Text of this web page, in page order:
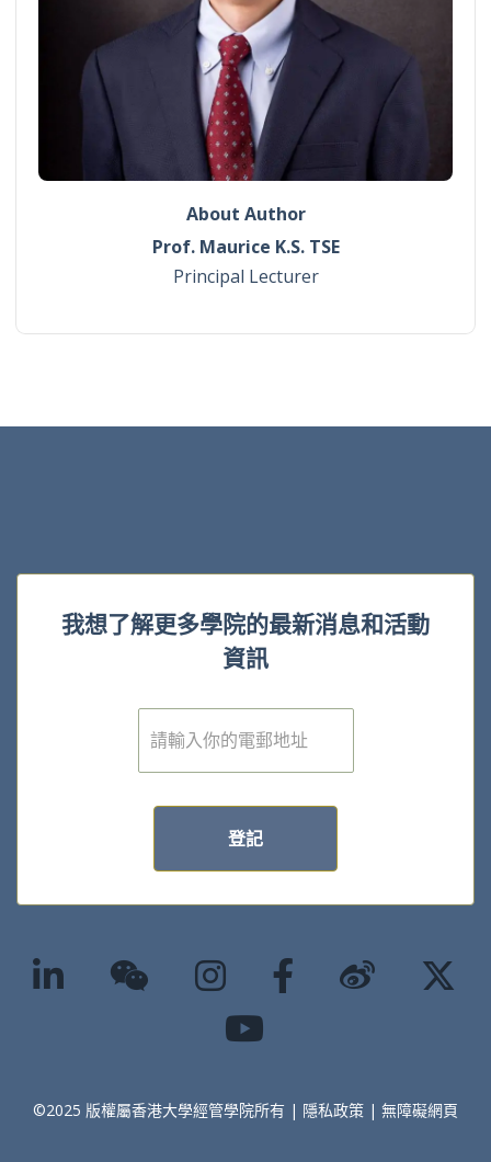
About Author
Prof. Maurice K.S. TSE
Principal Lecturer
我想了解更多學院的最新消息和活動
資訊
電
子
登記
©2025 版權屬香港大學經管學院所有 | 隱私政策 | 無障礙網頁